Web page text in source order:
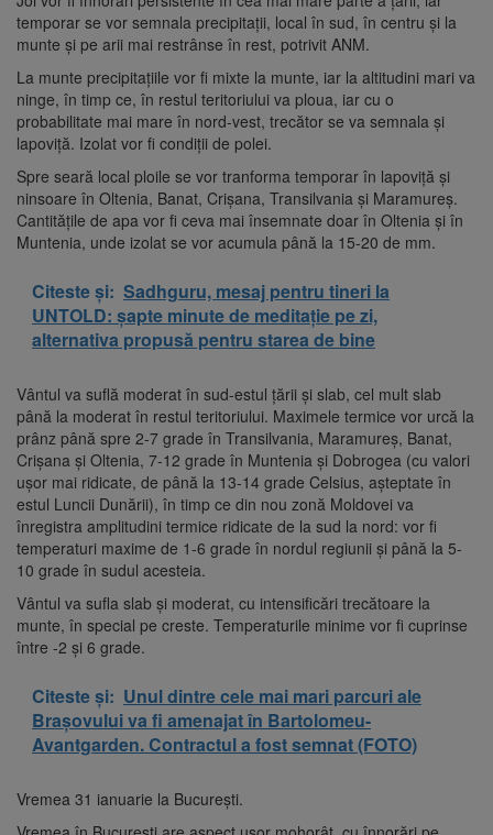
temporar se vor semnala precipitaţii, local în sud, în centru şi la
munte şi pe arii mai restrânse în rest, potrivit ANM.
La munte precipitaţiile vor fi mixte la munte, iar la altitudini mari va
ninge, în timp ce, în restul teritoriului va ploua, iar cu o
probabilitate mai mare în nord-vest, trecător se va semnala şi
lapoviţă. Izolat vor fi condiţii de polei.
Spre seară local ploile se vor tranforma temporar în lapoviță și
ninsoare în Oltenia, Banat, Crișana, Transilvania și Maramureș.
Cantitățile de apa vor fi ceva mai însemnate doar în Oltenia și în
Muntenia, unde izolat se vor acumula până la 15-20 de mm.
Citeste și: Sadhguru, mesaj pentru tineri la
UNTOLD: șapte minute de meditație pe zi,
alternativa propusă pentru starea de bine
Vântul va suflă moderat în sud-estul țării și slab, cel mult slab
până la moderat în restul teritoriului. Maximele termice vor urcă la
prânz până spre 2-7 grade în Transilvania, Maramureș, Banat,
Crișana și Oltenia, 7-12 grade în Muntenia și Dobrogea (cu valori
ușor mai ridicate, de până la 13-14 grade Celsius, așteptate în
estul Luncii Dunării), în timp ce din nou zonă Moldovei va
înregistra amplitudini termice ridicate de la sud la nord: vor fi
temperaturi maxime de 1-6 grade în nordul regiunii și până la 5-
10 grade în sudul acesteia.
Vântul va sufla slab şi moderat, cu intensificări trecătoare la
munte, în special pe creste. Temperaturile minime vor fi cuprinse
între -2 şi 6 grade.
Citeste și: Unul dintre cele mai mari parcuri ale
Brașovului va fi amenajat în Bartolomeu-
Avantgarden. Contractul a fost semnat (FOTO)
Vremea 31 ianuarie la București.